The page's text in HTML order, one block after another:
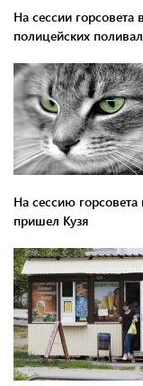
На сессии горсовета
полицейских
На сессию горсовета
пришел Кузя